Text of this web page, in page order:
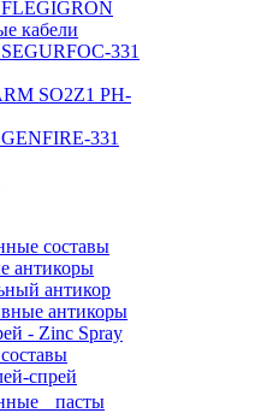
FLEGIGRON
кабели
331
SO2Z1 PH-
331
составы
антикоры
антикор
антикоры
- Zinc Spray
спрей
пасты